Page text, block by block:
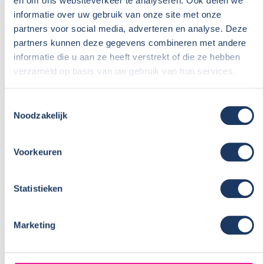
informatie over uw gebruik van onze site met onze
partners voor social media, adverteren en analyse. Deze
partners kunnen deze gegevens combineren met andere
informatie die u aan ze heeft verstrekt of die ze hebben
verzameld op basis van uw gebruik van hun services.
Noodzakelijk
Voorkeuren
Statistieken
Marketing
Opmerkingen
Inschrijven voor nieuwsbrief 'verkoop'
U kunt zich hierboven ook direct inschrijven voor onze